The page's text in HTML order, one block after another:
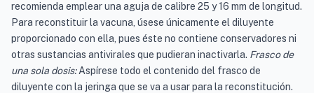
recomienda emplear una aguja de calibre 25 y 16 mm de longitud.
Para reconstituir la vacuna, úsese únicamente el diluyente
proporcionado con ella, pues éste no contiene conservadores ni
otras sustancias antivirales que pudieran inactivarla. Frasco de
una sola dosis:Aspírese todo el contenido del frasco de
diluyente con la jeringa que se va a usar para la reconstitución.